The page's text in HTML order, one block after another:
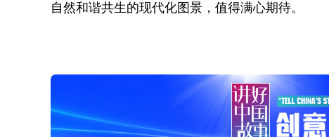
自然和谐共生的现代化图景，值得满心期待。